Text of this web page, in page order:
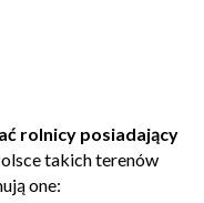
rolnicy posiadający
takich terenów
one: